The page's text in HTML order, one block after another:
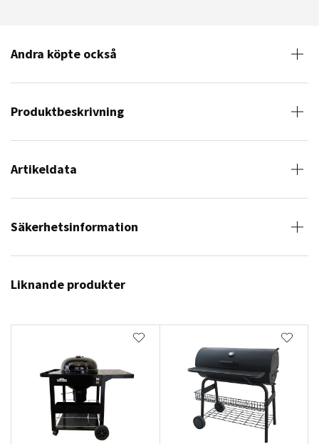
Andra köpte också
Produktbeskrivning
Artikeldata
Säkerhetsinformation
Liknande produkter